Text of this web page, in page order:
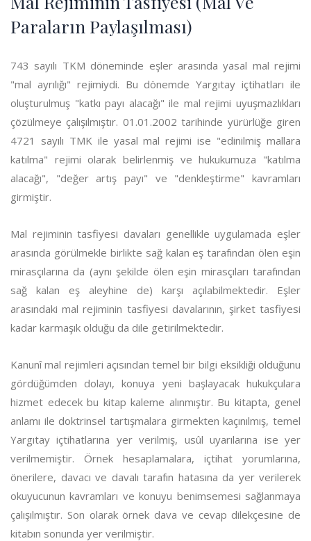
Paraların Paylaşılması)
743 sayılı TKM döneminde eşler arasında yasal mal rejimi
"mal ayrılığı" rejimiydi. Bu dönemde Yargıtay içtihatları ile
oluşturulmuş "katkı payı alacağı" ile mal rejimi uyuşmazlıkları
çözülmeye çalışılmıştır. 01.01.2002 tarihinde yürürlüğe giren
4721 sayılı TMK ile yasal mal rejimi ise "edinilmiş mallara
katılma" rejimi olarak belirlenmiş ve hukukumuza "katılma
alacağı", "değer artış payı" ve "denkleştirme" kavramları
girmiştir.
Mal rejiminin tasfiyesi davaları genellikle uygulamada eşler
arasında görülmekle birlikte sağ kalan eş tarafından ölen eşin
mirasçılarına da (aynı şekilde ölen eşin mirasçıları tarafından
sağ kalan eş aleyhine de) karşı açılabilmektedir. Eşler
arasındaki mal rejiminin tasfiyesi davalarının, şirket tasfiyesi
kadar karmaşık olduğu da dile getirilmektedir.
Kanunî mal rejimleri açısından temel bir bilgi eksikliği olduğunu
gördüğümden dolayı, konuya yeni başlayacak hukukçulara
hizmet edecek bu kitap kaleme alınmıştır. Bu kitapta, genel
anlamı ile doktrinsel tartışmalara girmekten kaçınılmış, temel
Yargıtay içtihatlarına yer verilmiş, usûl uyarılarına ise yer
verilmemiştir. Örnek hesaplamalara, içtihat yorumlarına,
önerilere, davacı ve davalı tarafın hatasına da yer verilerek
okuyucunun kavramları ve konuyu benimsemesi sağlanmaya
çalışılmıştır. Son olarak örnek dava ve cevap dilekçesine de
kitabın sonunda yer verilmiştir.